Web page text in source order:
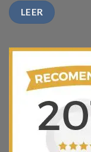
LEER